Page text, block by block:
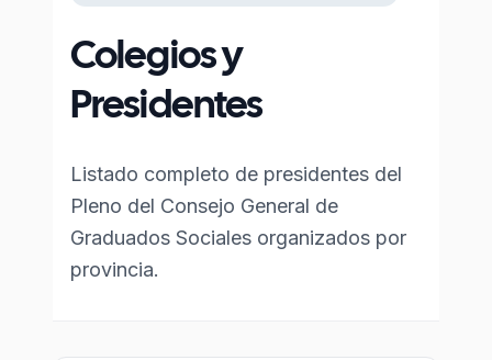
Colegios y
Presidentes
Listado completo de presidentes del
Pleno del Consejo General de
Graduados Sociales organizados por
provincia.